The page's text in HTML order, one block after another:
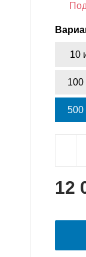
10
100
500
12